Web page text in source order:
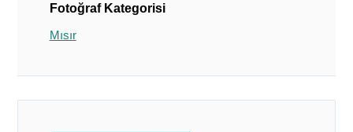
Fotoğraf Kategorisi
Mısır